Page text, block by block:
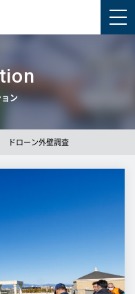
ン
ドローン外壁調査